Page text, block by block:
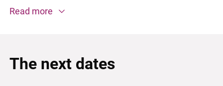
Read more
The next dates